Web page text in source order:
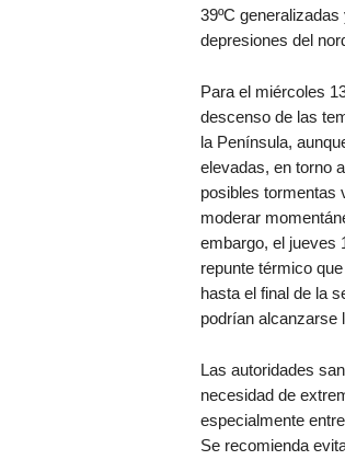
39ºC
depresiones del
Para el miércoles
descenso de las
la Península,
elevadas, en torno
posibles tormentas
moderar
embargo, el jueves
repunte térmico
hasta el final de la
podrían alcanzarse
Las autoridades
necesidad de
especialmente
Se recomienda